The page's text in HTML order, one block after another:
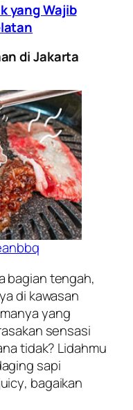
yang Wajib
di Jakarta
bagian tengah,
di kawasan
yang
sensasi
tidak? Lidahmu
sapi
, bagaikan